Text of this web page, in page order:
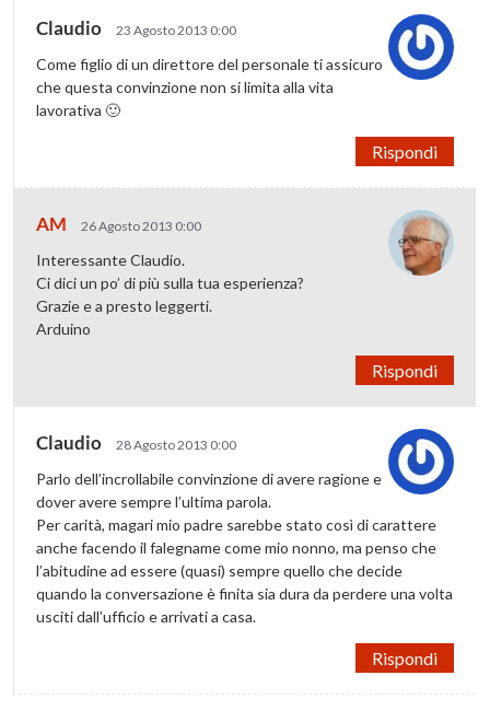
Claudio 23 Agosto 2013 0:00
Come figlio di un direttore del personale ti assicuro
che questa convinzione non si limita alla vita
lavorativa 🙂
Rispondi
AM 26 Agosto 2013 0:00
Interessante Claudio.
Ci dici un po’ di più sulla tua esperienza?
Grazie e a presto leggerti.
Arduino
Rispondi
Claudio 28 Agosto 2013 0:00
Parlo dell’incrollabile convinzione di avere ragione e
dover avere sempre l’ultima parola.
Per carità, magari mio padre sarebbe stato così di carattere
anche facendo il falegname come mio nonno, ma penso che
l’abitudine ad essere (quasi) sempre quello che decide
quando la conversazione è finita sia dura da perdere una volta
usciti dall’ufficio e arrivati a casa.
Rispondi